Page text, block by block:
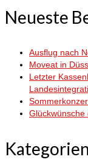
Neueste
Ausflug nach
Moveat in
Letzter
Kategorien